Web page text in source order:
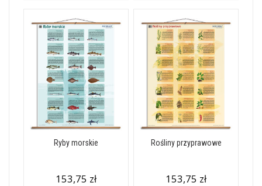
Ryby morskie
153,75 zł
Rośliny przyprawowe
153,75 zł